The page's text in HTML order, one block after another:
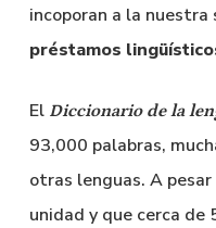
incoporan a la nuestra
préstamos
El Diccionario de la
93,000 palabras,
otras lenguas. A
unidad y que cerca de